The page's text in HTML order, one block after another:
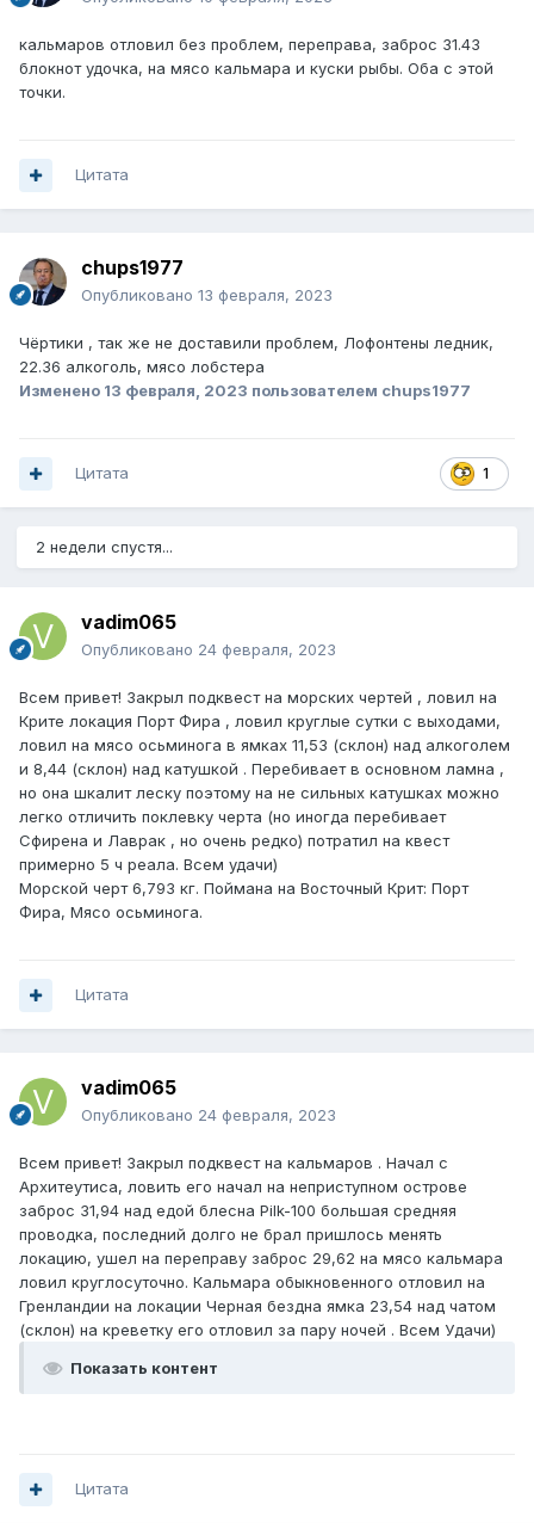
кальмаров отловил без проблем, переправа, заброс 31.43
блокнот удочка, на мясо кальмара и куски рыбы. Оба с этой
точки.
Цитата
chups1977
Опубликовано 13 февраля, 2023
Чёртики , так же не доставили проблем, Лофонтены ледник,
22.36 алкоголь, мясо лобстера
Изменено 13 февраля, 2023 пользователем chups1977
1
Цитата
2 недели спустя...
vadim065
Опубликовано 24 февраля, 2023
Всем привет! Закрыл подквест на морских чертей , ловил на
Крите локация Порт Фира , ловил круглые сутки с выходами,
ловил на мясо осьминога в ямках 11,53 (склон) над алкоголем
и 8,44 (склон) над катушкой . Перебивает в основном ламна ,
но она шкалит леску поэтому на не сильных катушках можно
легко отличить поклевку черта (но иногда перебивает
Сфирена и Лаврак , но очень редко) потратил на квест
примерно 5 ч реала. Всем удачи)
Морской черт 6,793 кг. Поймана на Восточный Крит: Порт
Фира, Мясо осьминога.
Цитата
vadim065
Опубликовано 24 февраля, 2023
Всем привет! Закрыл подквест на кальмаров . Начал с
Архитеутиса, ловить его начал на неприступном острове
заброс 31,94 над едой блесна Pilk-100 большая средняя
проводка, последний долго не брал пришлось менять
локацию, ушел на переправу заброс 29,62 на мясо кальмара
ловил круглосуточно. Кальмара обыкновенного отловил на
Гренландии на локации Черная бездна ямка 23,54 над чатом
(склон) на креветку его отловил за пару ночей . Всем Удачи)
Показать контент
Цитата